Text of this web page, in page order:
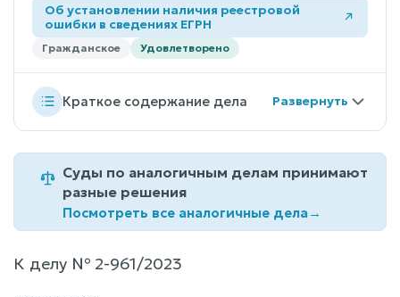
Об установлении наличия реестровой
ошибки в сведениях ЕГРН
Гражданское Удовлетворено
Краткое содержание дела
Суды по аналогичным делам принимают
разные решения
Посмотреть все аналогичные дела→
К делу № 2-961/2023